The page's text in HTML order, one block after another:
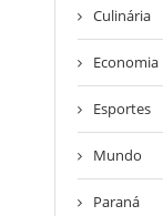
Culinária
Economia
Esportes
Mundo
Paraná